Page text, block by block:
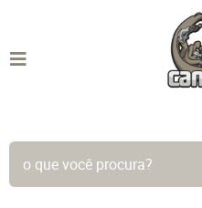
TODO SITE EM ATÉ 5X SEM JUROS!